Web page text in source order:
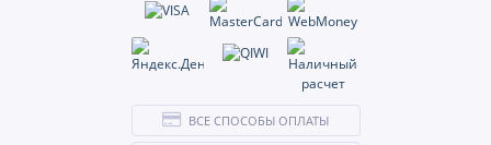
ВСЕ СПОСОБЫ ОПЛАТЫ